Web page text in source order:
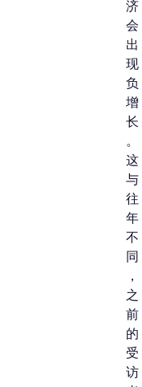
济
会
出
现
负
增
长
。
这
与
往
年
不
同
，
之
前
的
受
访